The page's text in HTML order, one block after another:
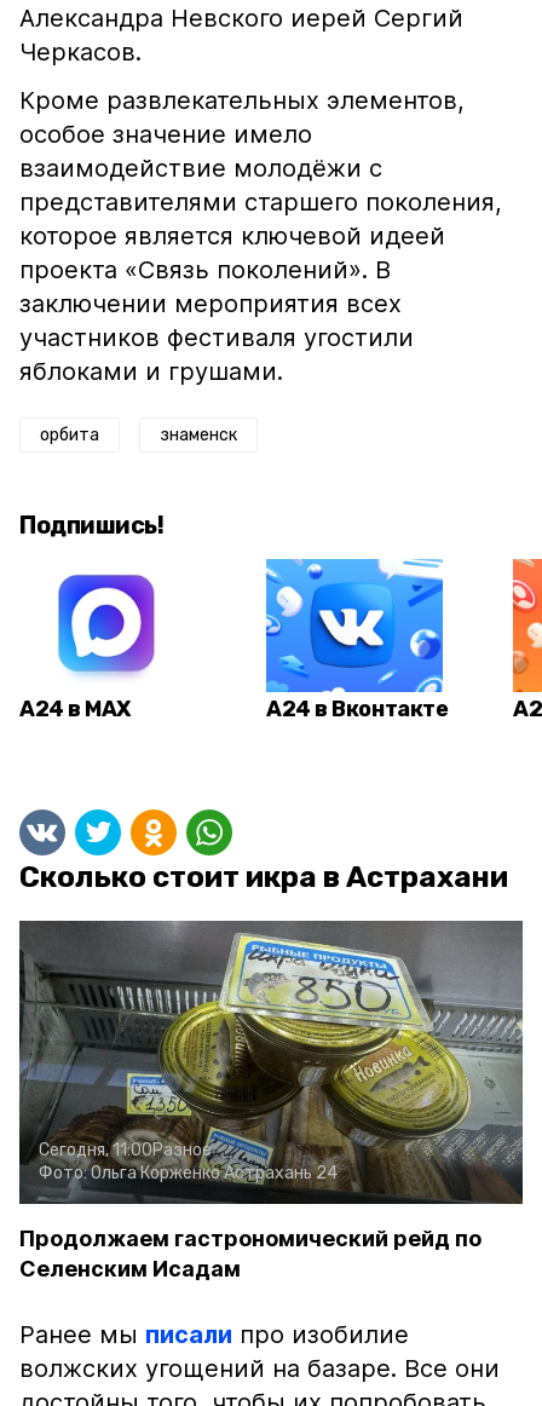
Александра Невского иерей Сергий
Черкасов.
Кроме развлекательных элементов,
особое значение имело
взаимодействие молодёжи с
представителями старшего поколения,
которое является ключевой идеей
проекта «Связь поколений». В
заключении мероприятия всех
участников фестиваля угостили
яблоками и грушами.
орбита знаменск
Подпишись!
А24 в MAX А24 в Вконтакте
Сколько стоит икра в Астрахани
Сегодня, 11:00Разное
Фото:Ольга КорженкоАстрахань 24
Продолжаем гастрономический рейд по
Селенским Исадам
Ранее мы писали про изобилие
волжских угощений на базаре. Все они